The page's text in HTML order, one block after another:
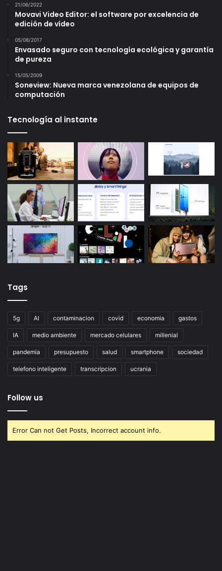
21/06/2022
Movavi Video Editor: el software por excelencia de
edición de vídeo
05/08/2017
Envasado seguro con tecnología ecológica y garantía
de pureza
15/05/2009
Soneview: Nueva marca venezolana de equipos de
computación
Tecnología al instante
Tags
5g AI contaminacion covid economia gastos
IA medio ambiente mercado celulares millenial
pandemia presupuesto salud smartphone sociedad
telefono inteligente transcripcion ucrania
Follow us
Error Can not Get Posts, Incorrect account info.